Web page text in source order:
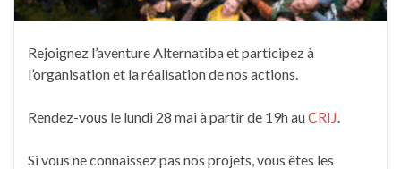
Rejoignez l’aventure Alternatiba et participez à
l’organisation et la réalisation de nos actions.
Rendez-vous le lundi 28 mai à partir de 19h auCRIJ.
Si vous ne connaissez pas nos projets, vous êtes les